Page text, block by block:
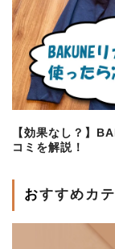
【効果なし？】
コミを解説！
おすすめカ